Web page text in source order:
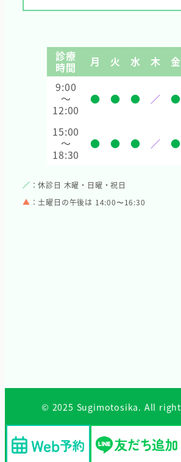
診療
時間 月 火 水 木 金
9:00
～
12:00
● ● ● ／ ●
15:00
～
18:30
● ● ● ／ ●
／ ：休診日 木曜・日曜・祝日
▲ ：土曜日の午後は 14:00〜16:30
© 2025 Sugimotosika. All